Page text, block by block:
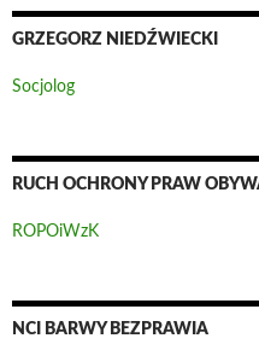
GRZEGORZ NIEDŹWIECKI
Socjolog
RUCH OCHRONY PRAW
ROPOiWzK
NCI BARWY BEZPRAWIA